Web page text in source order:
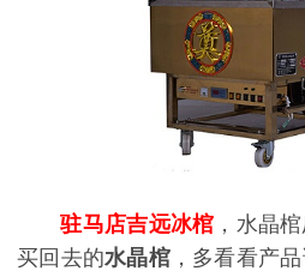
驻马店吉远冰棺 ，水晶
买回去的水晶棺，多看看产